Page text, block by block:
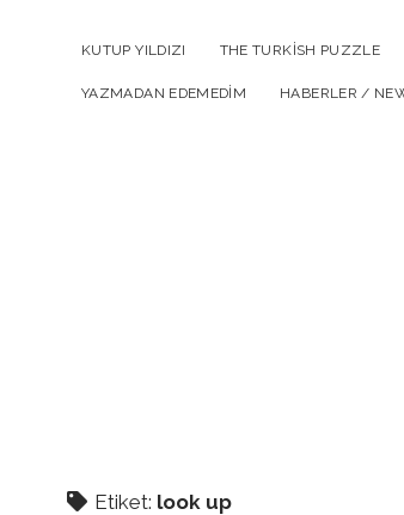
KUTUP YILDIZI THE TURKISH PUZZLE
YAZMADAN EDEMEDIM HABERLER /
Etiket: look up